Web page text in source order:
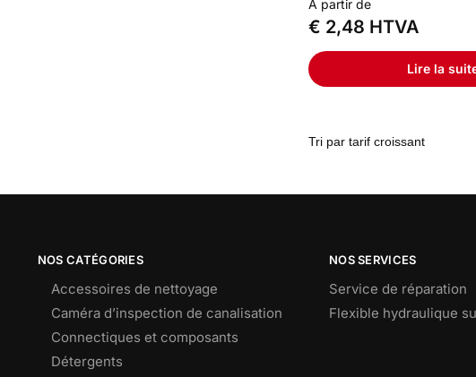
À partir de
€ 2,48 HTVA
Lire la
NOS CATÉGORIES
Accessoires de nettoyage
Caméra d’inspection de canalisation
Connectiques et composants
Détergents
NOS SERVICES
Service de réparation
Flexible hydraulique